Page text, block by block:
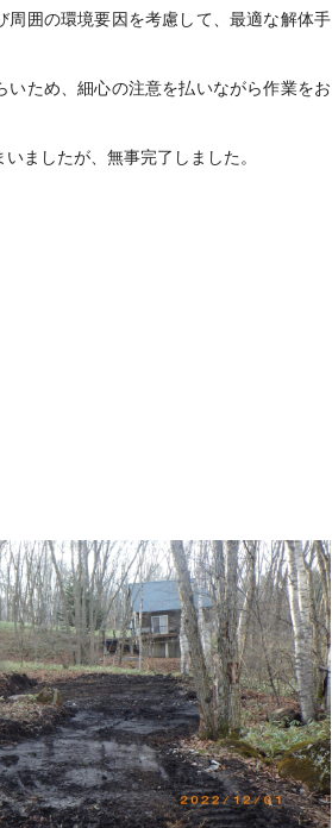
周囲の環境要因を考慮して、最適な解体手
いため、細心の注意を払いながら作業をお
ましたが、無事完了しました。